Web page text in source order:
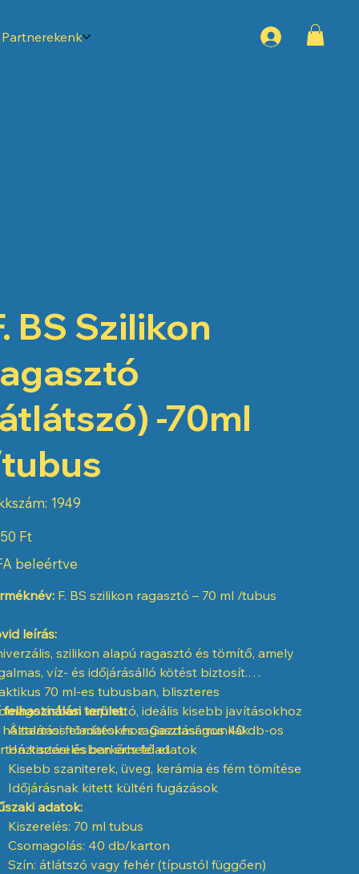
Partnerekenk
BS Szilikon
-70ml
Cikkszám:
1949
1949
Ft
beleértve
F. BS szilikon ragasztó – 70 ml /tubus
leírás:
szilikon alapú ragasztó és tömítő, amely
víz- és időjárásálló kötést biztosít.
70 ml-es tubusban, bliszteres
kapható, ideális kisebb javításokhoz
háztartási feladatokhoz. Gazdaságos 40 db-os
kiszerelésben érhető el.
felhasználási terület:
Általános tömítési és ragasztási munkák
Háztartási és barkács feladatok
Kisebb szaniterek, üveg, kerámia és fém tömítése
Időjárásnak kitett kültéri fugázások
adatok:
Kiszerelés: 70 ml tubus
Csomagolás: 40 db/karton
Szín: átlátszó vagy fehér (típustól függően)